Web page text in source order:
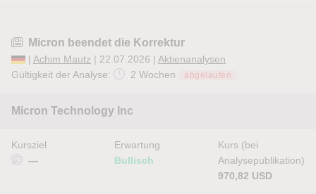
Micron beendet die Korrektur
| Achim Mautz | 22.07.2026 | Aktienanalysen
Gültigkeit der Analyse:
2 Wochen abgelaufen
Micron Technology Inc
Kursziel
—
Erwartung
Bullisch
Kurs (bei
Analysepublikation)
970,82 USD